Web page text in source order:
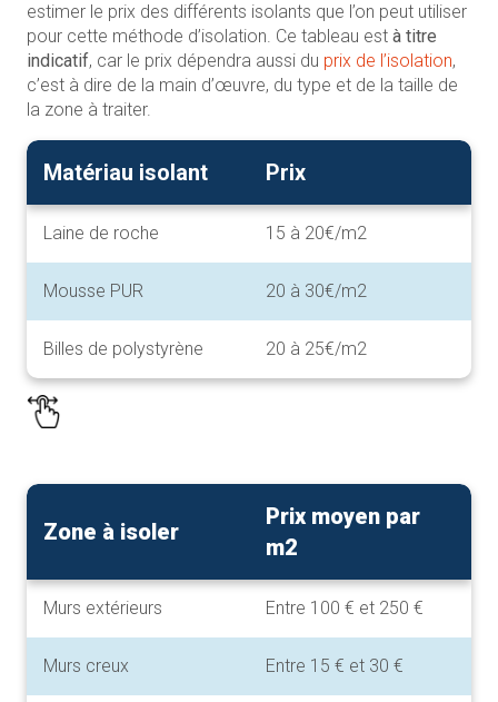
estimer le prix des différents isolants que l’on peut utiliser
pour cette méthode d’isolation. Ce tableau est à titre
indicatif, car le prix dépendra aussi du prix de l’isolation,
c’est à dire de la main d’œuvre, du type et de la taille de
la zone à traiter.
Matériau isolant Prix
Laine de roche 15 à 20€/m2
Mousse PUR 20 à 30€/m2
Billes de polystyrène 20 à 25€/m2
Zone à isoler
Prix moyen par
m2
Murs extérieurs Entre 100 € et 250 €
Murs creux Entre 15 € et 30 €